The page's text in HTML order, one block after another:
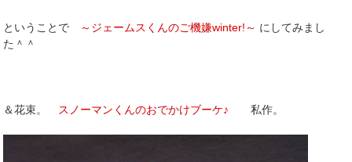
ということで ～ジェームスくんのご機嫌winter!～ にしてみまし
た＾＾
＆花束。 スノーマンくんのおでかけブーケ♪ 私作。